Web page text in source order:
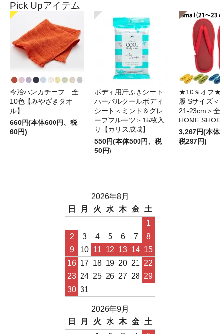
Pick Upアイテム
今治ハンカチーフ 全
10色【みやざきタオ
ル】
660円(本体600円、税
60円)
ボディ用汗ふきシート
ハーバルクールボディ
シート＜ミント＆グレ
ープフルーツ＞15枚入
り【カリス成城】
550円(本体500円、税
50円)
★10％オフ
履 Sサイズ
21-23cm＞
HOME
3,267円(本
税297円)
2026年8月
日
月 火 水 木 金
土
1
2
3 4 5 6 7
8
9
10 11 12 13 14 15
16 17 18 19 20 21 22
23 24 25 26 27 28 29
30 31
2026年9月
日
月 火 水 木 金
土